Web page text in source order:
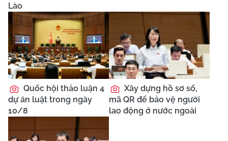
Lào
Quốc hội thảo luận 4
dự án luật trong ngày
10/8
Xây dựng hồ sơ số,
mã QR để bảo vệ người
lao động ở nước ngoài